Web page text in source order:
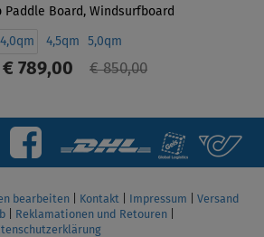
Paddle Board, Windsurfboard
4,0qm 4,5qm 5,0qm
€ 789,00 € 850,00
ANZEIGEN
bearbeiten Kontakt Impressum
Versand
Reklamationen und Retouren